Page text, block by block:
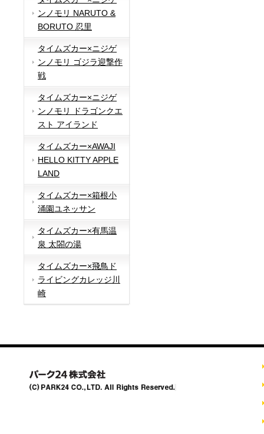
ンノモリ NARUTO &
BORUTO 忍里
タイムズカー×ニジゲ
ンノモリ ゴジラ迎撃作
戦
タイムズカー×ニジゲ
ンノモリ ドラゴンクエ
スト アイランド
タイムズカー×AWAJI
HELLO KITTY APPLE
LAND
タイムズカー×箱根小
涌園ユネッサン
タイムズカー×有馬温
泉 太閤の湯
タイムズカー×飛鳥ド
ライビングカレッジ川
崎